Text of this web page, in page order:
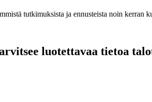
tutkimuksista ja ennusteista noin kerran
luotettavaa tietoa